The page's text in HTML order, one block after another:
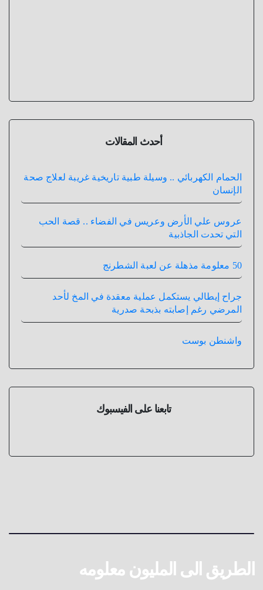
أحدث المقالات
الحمام الكهربائي .. وسيلة طبية تاريخية غريبة لعلاج صحة
الإنسان
عروس علي الأرض وعريس في الفضاء .. قصة الحب
التي تحدت الجاذبية
50 معلومة مذهلة عن لعبة الشطرنج
جراح إيطالي يستكمل عملية معقدة في المخ لأحد
المرضي رغم إصابته بذبحة صدرية
واشنطن بوست
تابعنا على الفيسبوك
الطريق الى المليون معلومه